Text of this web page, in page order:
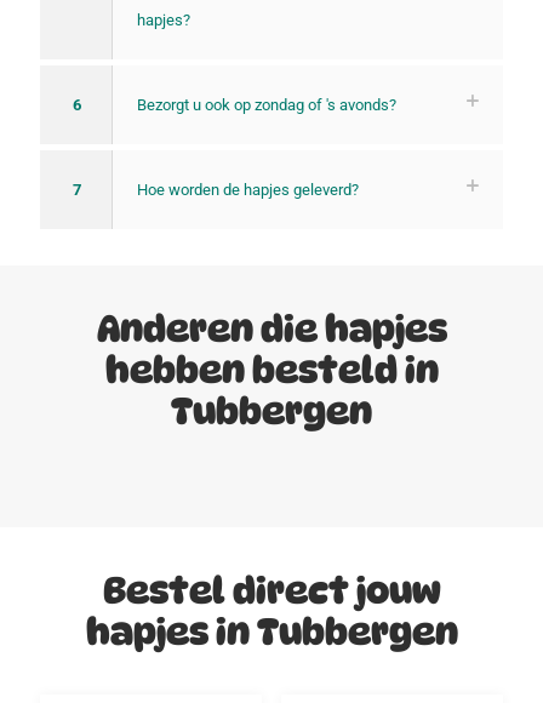
hapjes?
6 Bezorgt u ook op zondag of 's avonds?
7 Hoe worden de hapjes geleverd?
Anderen die hapjes
hebben besteld in
Tubbergen
Bestel direct jouw
hapjes in Tubbergen